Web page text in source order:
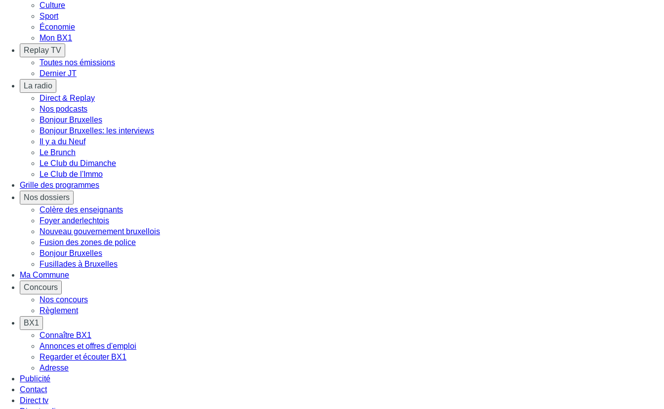
Culture
Sport
Économie
Mon BX1
Replay TV
Toutes nos émissions
Dernier JT
La radio
Direct & Replay
Nos podcasts
Bonjour Bruxelles
Bonjour Bruxelles: les interviews
Il y a du Neuf
Le Brunch
Le Club du Dimanche
Le Club de l'Immo
Grille des programmes
Nos dossiers
Colère des enseignants
Foyer anderlechtois
Nouveau gouvernement bruxellois
Fusion des zones de police
Bonjour Bruxelles
Fusillades à Bruxelles
Ma Commune
Concours
Nos concours
Règlement
BX1
Connaître BX1
Annonces et offres d'emploi
Regarder et écouter BX1
Adresse
Publicité
Contact
Direct tv